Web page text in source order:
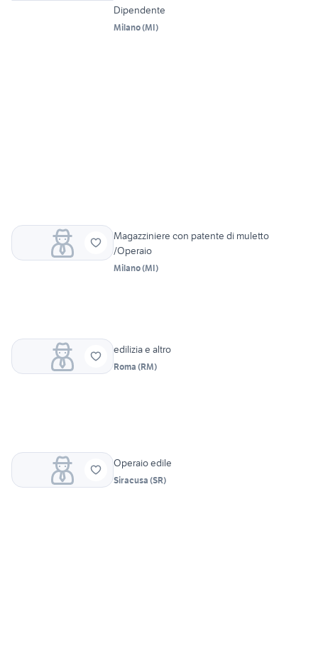
Dipendente
Milano(MI)
Magazziniere con patente di muletto
/Operaio
Milano(MI)
edilizia e altro
Roma (RM)
Operaio edile
Siracusa (SR)